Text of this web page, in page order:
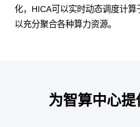
化，HICA可以实时动态调度计算
以充分聚合各种算力资源。
为智算中心